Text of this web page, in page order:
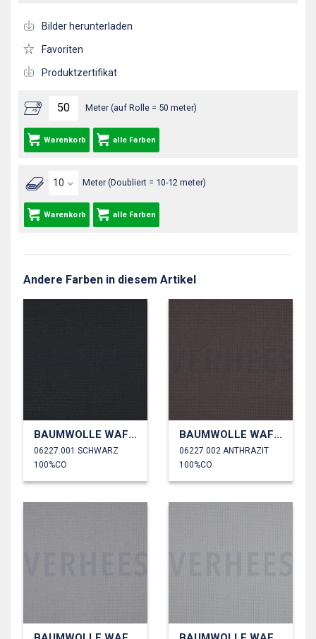
Meter (auf Rolle = 50 meter)
Warenkorb alle Farben
Meter (Doubliert = 10-12 meter)
Warenkorb alle Farben
Bilder herunterladen
Favoriten
Produktzertifikat
Andere Farben in diesem Artikel
BAUMWOLLE WAFFEL
06227.001 SCHWARZ
100%CO
BAUMWOLLE WAFFEL
06227.002 ANTHRAZIT
100%CO